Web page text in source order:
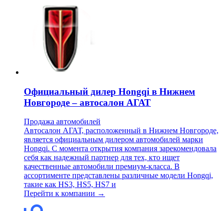
Официальный дилер Hongqi в Нижнем
Новгороде – автосалон АГАТ
Продажа автомобилей
Автосалон АГАТ, расположенный в Нижнем Новгороде,
является официальным дилером автомобилей марки
Hongqi. С момента открытия компания зарекомендовала
себя как надежный партнер для тех, кто ищет
качественные автомобили премиум-класса. В
ассортименте представлены различные модели Hongqi,
такие как HS3, HS5, HS7 и
Перейти к компании →